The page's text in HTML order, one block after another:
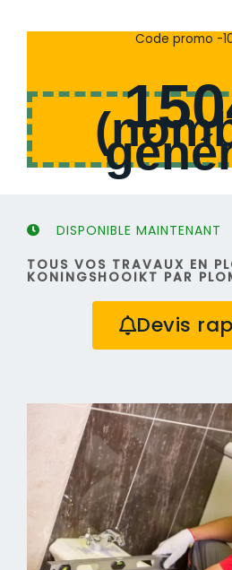
s
Code promo -
(
DISPONIBLE MAINTENANT
TOUS VOS TRAVAUX EN
KONINGSHOOIKT PAR
Devis